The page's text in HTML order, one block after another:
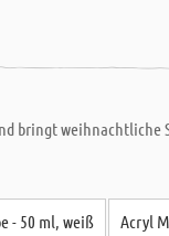
bringt weihnachtliche
- 50 ml, weiß Acryl